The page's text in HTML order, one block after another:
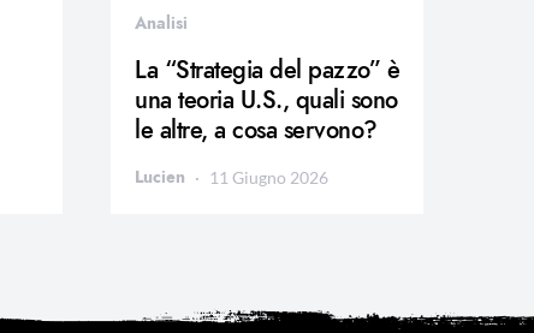
Analisi
La “Strategia del pazzo” è
una teoria U.S., quali sono
le altre, a cosa servono?
Lucien 11 Giugno 2026